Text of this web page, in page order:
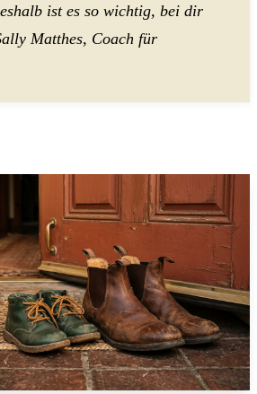
ist es so wichtig, bei dir
Matthes, Coach für